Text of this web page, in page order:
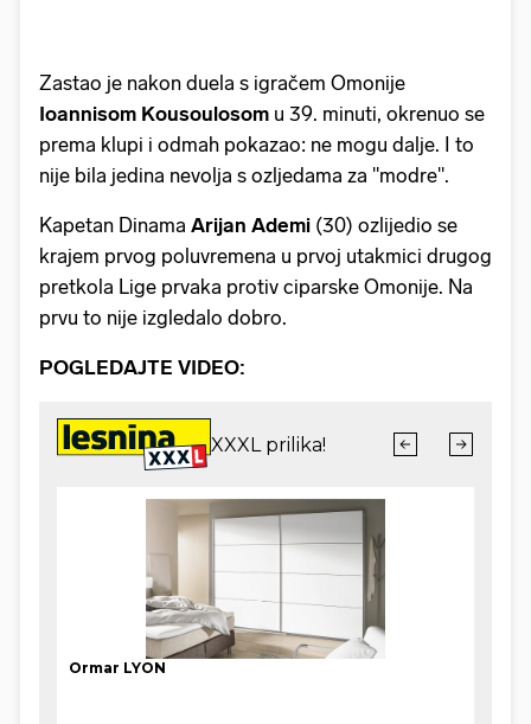
Zastao je nakon duela s igračem Omonije
Ioannisom Kousoulosom u 39. minuti, okrenuo se
prema klupi i odmah pokazao: ne mogu dalje. I to
nije bila jedina nevolja s ozljedama za "modre".
Kapetan Dinama Arijan Ademi (30) ozlijedio se
krajem prvog poluvremena u prvoj utakmici drugog
pretkola Lige prvaka protiv ciparske Omonije. Na
prvu to nije izgledalo dobro.
POGLEDAJTE VIDEO: